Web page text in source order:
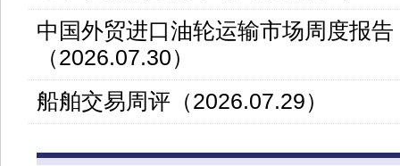
中国外贸进口油轮运输市场周度报告
（2026.07.30）
船舶交易周评（2026.07.29）